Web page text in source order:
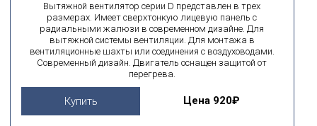
Вытяжной вентилятор серии D представлен в трех
размерах. Имеет сверхтонкую лицевую панель с
радиальными жалюзи в современном дизайне. Для
вытяжной системы вентиляции. Для монтажа в
вентиляционные шахты или соединения с воздуховодами.
Современный дизайн. Двигатель оснащен защитой от
перегрева.
Купить Цена920₽